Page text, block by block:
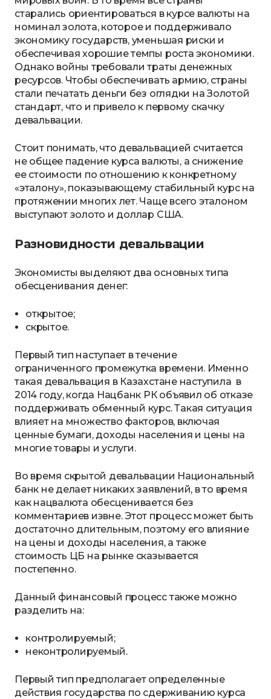
старались ориентироваться в курсе валюты на
номинал золота, которое и поддерживало
экономику государств, уменьшая риски и
обеспечивая хорошие темпы роста экономики.
Однако войны требовали траты денежных
ресурсов. Чтобы обеспечивать армию, страны
стали печатать деньги без оглядки на Золотой
стандарт, что и привело к первому скачку
девальвации.
Стоит понимать, что девальвацией считается
не общее падение курса валюты, а снижение
ее стоимости по отношению к конкретному
«эталону», показывающему стабильный курс на
протяжении многих лет. Чаще всего эталоном
выступают золото и доллар США.
Разновидности девальвации
Экономисты выделяют два основных типа
обесценивания денег:
открытое;
скрытое.
Первый тип наступает в течение
ограниченного промежутка времени. Именно
такая девальвация в Казахстане наступила в
2014 году, когда Нацбанк РК объявил об отказе
поддерживать обменный курс. Такая ситуация
влияет на множество факторов, включая
ценные бумаги, доходы населения и цены на
многие товары и услуги.
Во время скрытой девальвации Национальный
банк не делает никаких заявлений, в то время
как нацвалюта обесценивается без
комментариев извне. Этот процесс может быть
достаточно длительным, поэтому его влияние
на цены и доходы населения, а также
стоимость ЦБ на рынке сказывается
постепенно.
Данный финансовый процесс также можно
разделить на:
контролируемый;
неконтролируемый.
Первый тип предполагает определенные
действия государства по сдерживанию курса